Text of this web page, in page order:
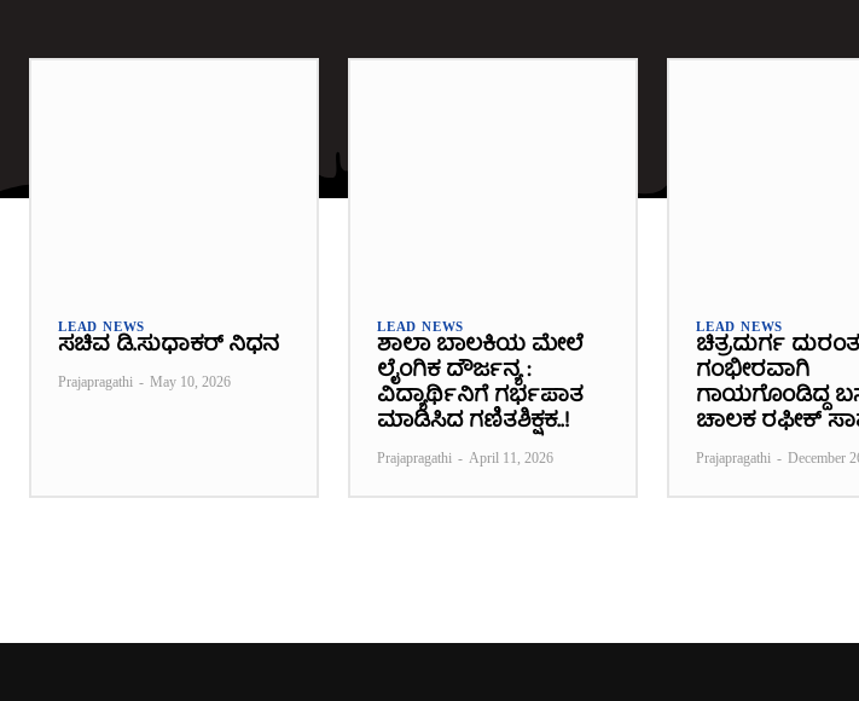
LEAD NEWS
ಸಚಿವ ಡಿ.ಸುಧಾಕರ್ ನಿಧನ
Prajapragathi - May 10, 2026
LEAD NEWS
ಶಾಲಾ ಬಾಲಕಿಯ ಮೇಲೆ
ಲೈಂಗಿಕ ದೌರ್ಜನ್ಯ :
ವಿದ್ಯಾರ್ಥಿನಿಗೆ ಗರ್ಭಪಾತ
ಮಾಡಿಸಿದ ಗಣಿತಶಿಕ್ಷಕ..!
Prajapragathi - April 11, 2026
LEAD NEWS
ಚಿತ್ರದುರ್ಗ
ಗಂಭೀರವಾಗಿ
ಗಾಯಗೊಂಡಿದ್ದ
ಚಾಲಕ ರಫೀಕ್‌
Prajapragathi - December